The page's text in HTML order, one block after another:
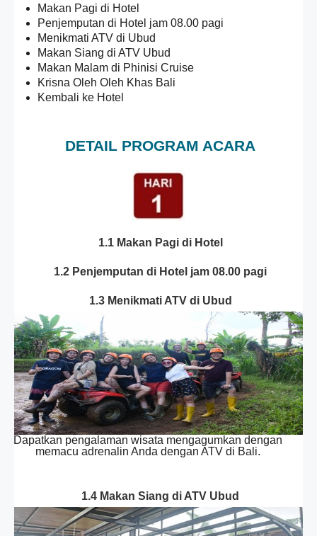
Makan Pagi di Hotel
Penjemputan di Hotel jam 08.00 pagi
Menikmati ATV di Ubud
Makan Siang di ATV Ubud
Makan Malam di Phinisi Cruise
Krisna Oleh Oleh Khas Bali
Kembali ke Hotel
DETAIL PROGRAM ACARA
1.1 Makan Pagi di Hotel
1.2 Penjemputan di Hotel jam 08.00 pagi
1.3 Menikmati ATV di Ubud
Dapatkan pengalaman wisata mengagumkan dengan
memacu adrenalin Anda dengan ATV di Bali.
1.4 Makan Siang di ATV Ubud